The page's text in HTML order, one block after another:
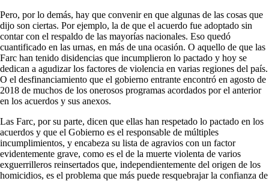
Pero, por lo demás, hay que convenir en que algunas de las cosas que
dijo son ciertas. Por ejemplo, la de que el acuerdo fue adoptado sin
contar con el respaldo de las mayorías nacionales. Eso quedó
cuantificado en las urnas, en más de una ocasión. O aquello de que las
Farc han tenido disidencias que incumplieron lo pactado y hoy se
dedican a agudizar los factores de violencia en varias regiones del país.
O el desfinanciamiento que el gobierno entrante encontró en agosto de
2018 de muchos de los onerosos programas acordados por el anterior
en los acuerdos y sus anexos.
Las Farc, por su parte, dicen que ellas han respetado lo pactado en los
acuerdos y que el Gobierno es el responsable de múltiples
incumplimientos, y encabeza su lista de agravios con un factor
evidentemente grave, como es el de la muerte violenta de varios
exguerrilleros reinsertados que, independientemente del origen de los
homicidios, es el problema que más puede resquebrajar la confianza de